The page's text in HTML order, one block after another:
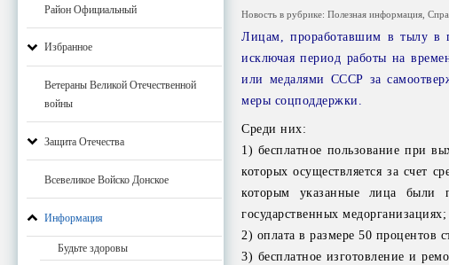
Район Официальный
Избранное
Ветераны Великой Отечественной
войны
Защита Отечества
Всевеликое Войско Донское
Информация
Будьте здоровы
Новость в рубрике:Полезная информация ,
Лицам, проработавшим в тылу в
исключая период работы на
или медалями СССР за
меры соцподдержки.
Среди них:
1) бесплатное пользование при
которых осуществляется за счет
которым указанные лица были
государственных медорганизациях;
2) оплата в размере 50 процентов
3) бесплатное изготовление и